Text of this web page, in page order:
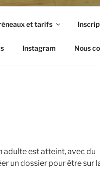
et tarifs
Instagram Nous
adulte est atteint, avec du
un dossier pour être sur